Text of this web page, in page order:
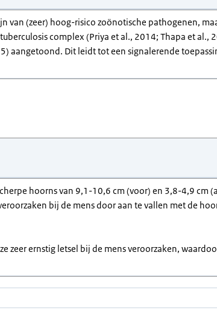
van (zeer) hoog-risico zoönotische pathogenen,
complex (Priya et al., 2014; Thapa et al.,
aangetoond. Dit leidt tot een signalerende
hoorns van 9,1-10,6 cm (voor) en 3,8-4,9 cm
bij de mens door aan te vallen met de
ernstig letsel bij de mens veroorzaken,